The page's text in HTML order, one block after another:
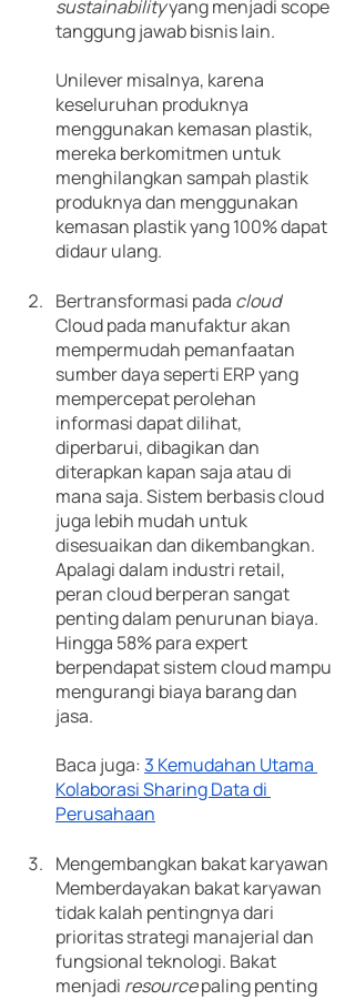
sustainability yang menjadi scope
tanggung jawab bisnis lain.
Unilever misalnya, karena
keseluruhan produknya
menggunakan kemasan plastik,
mereka berkomitmen untuk
menghilangkan sampah plastik
produknya dan menggunakan
kemasan plastik yang 100% dapat
didaur ulang.
Bertransformasi pada cloud
Cloud pada manufaktur akan
mempermudah pemanfaatan
sumber daya seperti ERP yang
mempercepat perolehan
informasi dapat dilihat,
diperbarui, dibagikan dan
diterapkan kapan saja atau di
mana saja. Sistem berbasis cloud
juga lebih mudah untuk
disesuaikan dan dikembangkan.
Apalagi dalam industri retail,
peran cloud berperan sangat
penting dalam penurunan biaya.
Hingga 58% para expert
berpendapat sistem cloud mampu
mengurangi biaya barang dan
jasa.
Baca juga: 3 Kemudahan Utama
Kolaborasi Sharing Data di
Perusahaan
Mengembangkan bakat karyawan
Memberdayakan bakat karyawan
tidak kalah pentingnya dari
prioritas strategi manajerial dan
fungsional teknologi. Bakat
menjadi resource paling penting